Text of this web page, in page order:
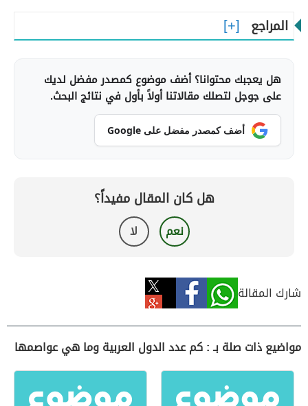
المراجع
هل يعجبك محتوانا؟ أضف موضوع كمصدر مفضل لديك
على جوجل لتصلك مقالاتنا أولاً بأول في نتائج البحث.
أضف كمصدر مفضل على Google
هل كان المقال مفيداً؟
نعم لا
شارك المقالة
مواضيع ذات صلة بـ : كم عدد الدول العربية وما هي عواصمها